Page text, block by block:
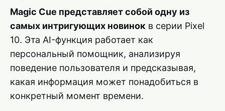
Magic Cue представляет собой одну из
самых интригующих новинок в серии Pixel
10. Эта AI-функция работает как
персональный помощник, анализируя
поведение пользователя и предсказывая,
какая информация может понадобиться в
конкретный момент времени.